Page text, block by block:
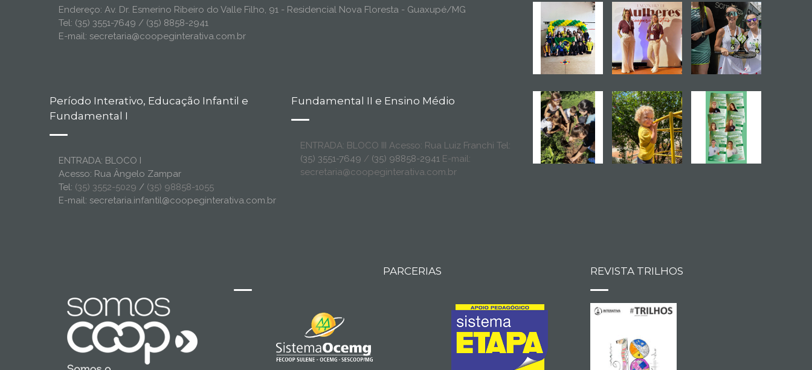
Endereço: Av. Dr. Esmerino Ribeiro do Valle Filho, 91 - Residencial Nova Floresta - Guaxupé/MG
Tel: (35) 3551-7649 / (35) 8858-2941
E-mail: secretaria@coopeginterativa.com.br
Período Interativo, Educação Infantil e
Fundamental I
ENTRADA: BLOCO I
Acesso: Rua Ângelo Zampar
Tel: (35) 3552-5029 / (35) 98858-1055
E-mail: secretaria.infantil@coopeginterativa.com.br
Fundamental II e Ensino Médio
ENTRADA: BLOCO III Acesso: Rua Luiz Franchi Tel:
(35) 3551-7649 / (35) 98858-2941E-mail:
secretaria@coopeginterativa.com.br
PARCERIAS REVISTA TRILHOS